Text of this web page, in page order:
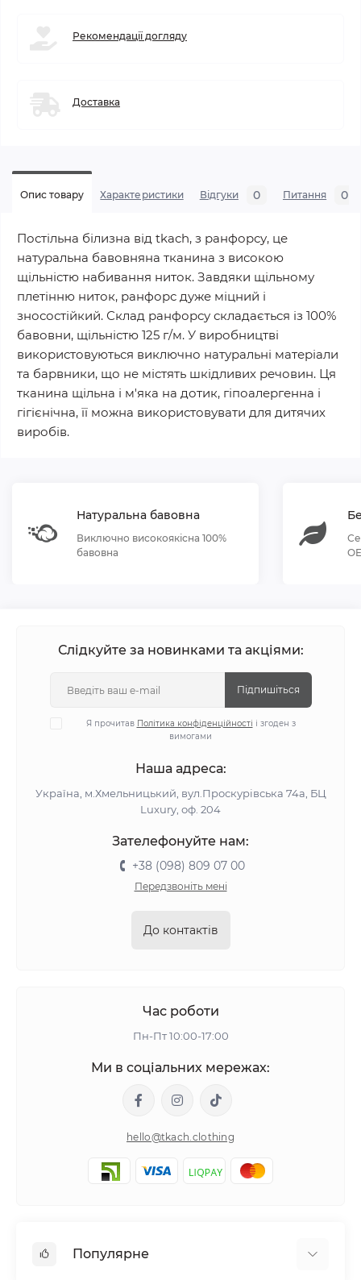
Рекомендації догляду
Доставка
Опис товару Характеристики Відгуки 0 Питання 0
Постільна білизна від tkach, з ранфорсу, це
натуральна бавовняна тканина з високою
щільністю набивання ниток. Завдяки щільному
плетінню ниток, ранфорс дуже міцний і
зносостійкий. Склад ранфорсу складається із 100%
бавовни, щільністю 125 г/м. У виробництві
використовуються виключно натуральні матеріали
та барвники, що не містять шкідливих речовин. Ця
тканина щільна і м'яка на дотик, гіпоалергенна і
гігієнічна, її можна використовувати для дитячих
виробів.
Натуральна бавовна
Виключно високоякісна 100%
бавовна
Слідкуйте за новинками та акціями:
Підпишіться
Я прочитав Політика конфіденційності і згоден з
вимогами
Наша адреса:
Україна, м.Хмельницький, вул.Проскурівська 74а, БЦ
Luxury, оф. 204
Зателефонуйте нам:
+38 (098) 809 07 00
Передзвоніть мені
До контактів
Час роботи
Пн-Пт 10:00-17:00
Ми в соціальних мережах:
hello@tkach.clothing
Популярне